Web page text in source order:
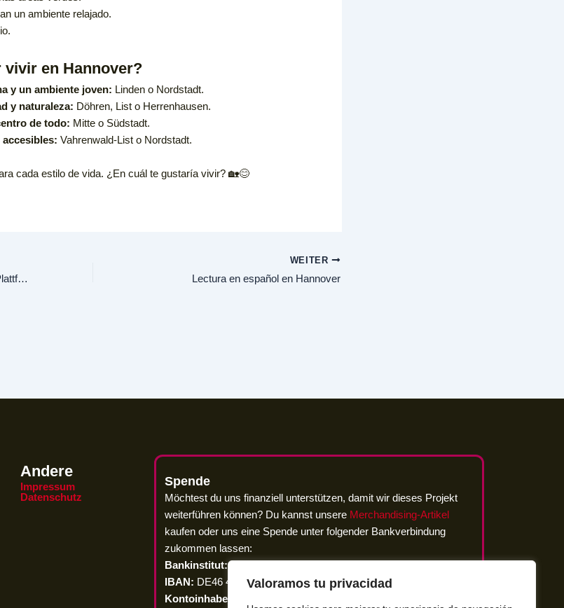
Valoramos tu privacidad
un ambiente relajado.
vivir en Hannover?
y un ambiente joven: Linden o Nordstadt.
y naturaleza: Döhren, List o Herrenhausen.
de todo: Mitte o Südstadt.
Vahrenwald-List o Nordstadt.
cada estilo de vida. ¿En cuál te gustaría vivir? 🏡😊
Jobsuche in Hannover: wichtige Plattformen und Tipps
WEITER
Lectura en español en Hannover
Andere
Impressum
Datenschutz
Spende
Möchtest du uns finanziell unterstützen, damit wir dieses Projekt
weiterführen können? Du kannst unsere Merchandising-Artikel
kaufen oder uns eine Spende unter folgender Bankverbindung
zukommen lassen:
Bankinstitut:GLS Bank
IBAN: DE46 4306 0967 4114 1512 00
Kontoinhaber: